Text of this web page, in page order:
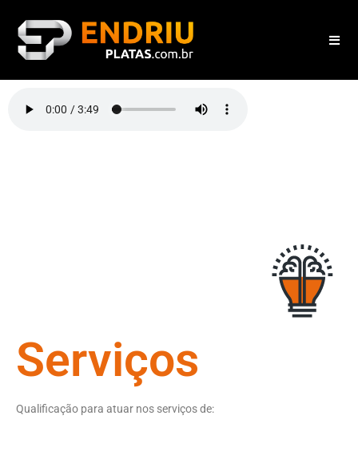
Serviços
Qualificação para atuar nos serviços de: